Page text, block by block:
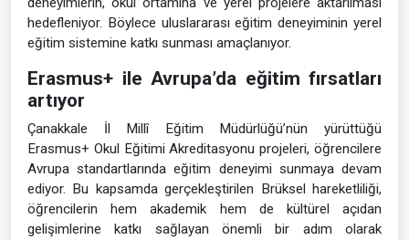
hedefleniyor. Böylece uluslararası eğitim deneyiminin yerel
eğitim sistemine katkı sunması amaçlanıyor.
Erasmus+ ile Avrupa’da eğitim fırsatları
artıyor
Çanakkale İl Millî Eğitim Müdürlüğü’nün yürüttüğü
Erasmus+ Okul Eğitimi Akreditasyonu projeleri, öğrencilere
Avrupa standartlarında eğitim deneyimi sunmaya devam
ediyor. Bu kapsamda gerçekleştirilen Brüksel hareketliliği,
öğrencilerin hem akademik hem de kültürel açıdan
gelişimlerine katkı sağlayan önemli bir adım olarak